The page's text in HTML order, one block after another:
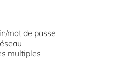
mot de passe
multiples